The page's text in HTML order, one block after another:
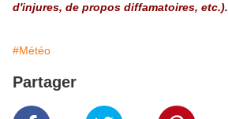
d'injures, de propos diffamatoires, etc.).
#Météo
Partager